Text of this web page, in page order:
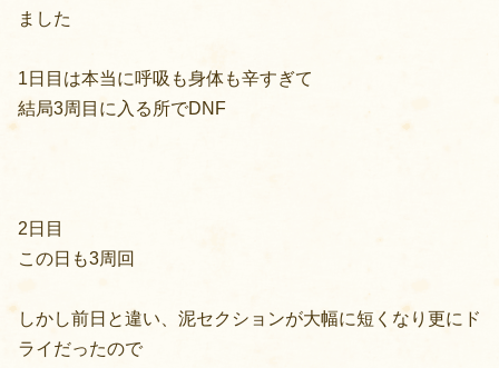
ました
1日目は本当に呼吸も身体も辛すぎて
結局3周目に入る所でDNF
2日目
この日も3周回
しかし前日と違い、泥セクションが大幅に短くなり更にド
ライだったので